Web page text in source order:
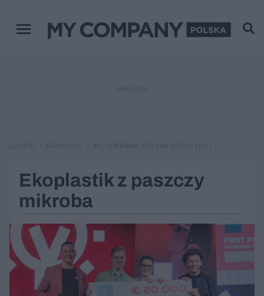
Menu główne
Ekoplastik z paszczy
mikroba